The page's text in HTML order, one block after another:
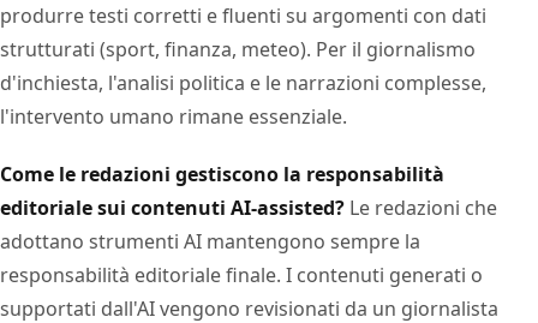
produrre testi corretti e fluenti su argomenti con dati
strutturati (sport, finanza, meteo). Per il giornalismo
d'inchiesta, l'analisi politica e le narrazioni complesse,
l'intervento umano rimane essenziale.
Come le redazioni gestiscono la responsabilità
editoriale sui contenuti AI-assisted? Le redazioni che
adottano strumenti AI mantengono sempre la
responsabilità editoriale finale. I contenuti generati o
supportati dall'AI vengono revisionati da un giornalista